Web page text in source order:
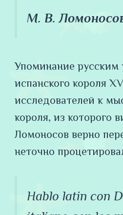
М. В.
Упоминание русским
испанского короля
исследователей к
короля, из которого
Ломоносов верно
неточно
Hablo latin con